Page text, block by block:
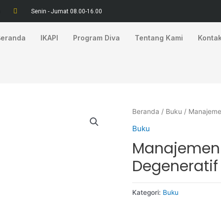
Senin - Jumat 08.00-16.00
IKAPI Program Diva Tentang Kami
Beranda / Buku /
Buku
Degeneratif
Kategori: Buku